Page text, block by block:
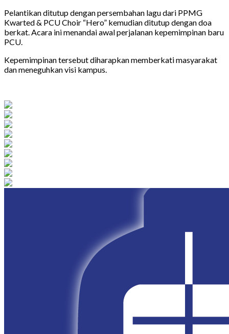
Pelantikan ditutup dengan persembahan lagu dari PPMG
Kwarted & PCU Choir “Hero” kemudian ditutup dengan doa
berkat. Acara ini menandai awal perjalanan kepemimpinan baru
PCU.
Kepemimpinan tersebut diharapkan memberkati masyarakat
dan meneguhkan visi kampus.